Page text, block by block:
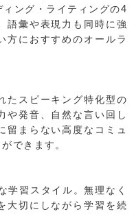
ング・ライティングの4
語彙や表現力も同時に強
方におすすめのオールラ
たスピーキング特化型の
や発音、自然な言い回し
留まらない高度なコミュ
できます。
学習スタイル。無理なく
大切にしながら学習を続